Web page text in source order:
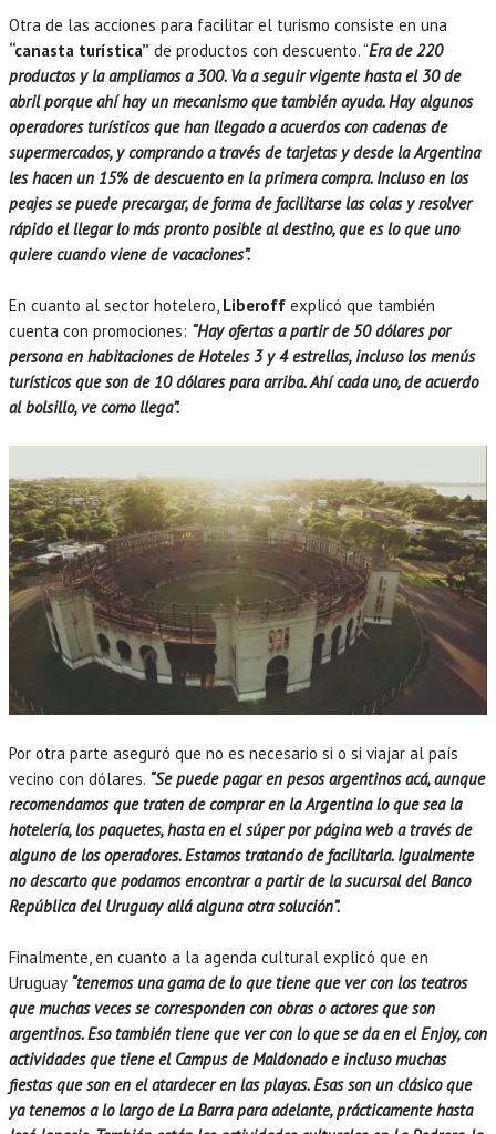
Otra de las acciones para facilitar el turismo consiste en una
“canasta turística” de productos con descuento. “Era de 220
productos y la ampliamos a 300. Va a seguir vigente hasta el 30 de
abril porque ahí hay un mecanismo que también ayuda. Hay algunos
operadores turísticos que han llegado a acuerdos con cadenas de
supermercados, y comprando a través de tarjetas y desde la Argentina
les hacen un 15% de descuento en la primera compra. Incluso en los
peajes se puede precargar, de forma de facilitarse las colas y resolver
rápido el llegar lo más pronto posible al destino, que es lo que uno
quiere cuando viene de vacaciones”.
En cuanto al sector hotelero, Liberoff explicó que también
cuenta con promociones: “Hay ofertas a partir de 50 dólares por
persona en habitaciones de Hoteles 3 y 4 estrellas, incluso los menús
turísticos que son de 10 dólares para arriba. Ahí cada uno, de acuerdo
al bolsillo, ve como llega”.
Por otra parte aseguró que no es necesario si o si viajar al país
vecino con dólares. “Se puede pagar en pesos argentinos acá, aunque
recomendamos que traten de comprar en la Argentina lo que sea la
hotelería, los paquetes, hasta en el súper por página web a través de
alguno de los operadores. Estamos tratando de facilitarla. Igualmente
no descarto que podamos encontrar a partir de la sucursal del Banco
República del Uruguay allá alguna otra solución”.
Finalmente, en cuanto a la agenda cultural explicó que en
Uruguay “tenemos una gama de lo que tiene que ver con los teatros
que muchas veces se corresponden con obras o actores que son
argentinos. Eso también tiene que ver con lo que se da en el Enjoy, con
actividades que tiene el Campus de Maldonado e incluso muchas
fiestas que son en el atardecer en las playas. Esas son un clásico que
ya tenemos a lo largo de La Barra para adelante, prácticamente hasta